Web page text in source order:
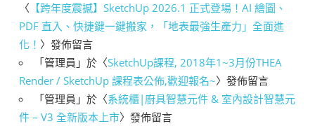
〈 【跨年度震撼】SketchUp 2026.1 正式登場！AI 繪圖、
PDF 直入、快捷鍵一鍵搬家，「地表最強生產力」全面進
化！ 〉發佈留言
「管理員 」於〈SketchUp課程, 2018年1~3月份THEA
Render / SketchUp 課程表公佈,歡迎報名~〉發佈留言
「管理員 」於〈系統櫃|廚具智慧元件 & 室內設計智慧元
件 – V3 全新版本上市〉發佈留言